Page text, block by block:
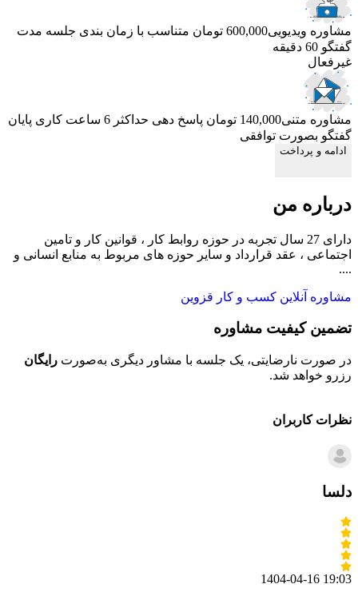
مشاوره ویدیویی600,000 تومان متناسب با زمان بندی جلسه مدت
گفتگو 60 دقیقه
غیرفعال
مشاوره متنی140,000 تومان پاسخ دهی حداکثر 6 ساعت کاری
پایان
گفتگو بصورت توافقی
ادامه و پرداخت
درباره من
دارای 27 سال تجربه در حوزه روابط کار ، قوانین کار و تامین
اجتماعی ، عقد قرارداد و سایر حوزه های مربوط به منابع انسانی و
....
مشاوره آنلاین کسب و کار قزوین
تضمین کیفیت مشاوره
در صورت نارضایتی، یک جلسه با مشاور دیگری به‌صورت رایگان
رزرو خواهد شد.
نظرات کاربران
دلسا
1404-04-16 19:03